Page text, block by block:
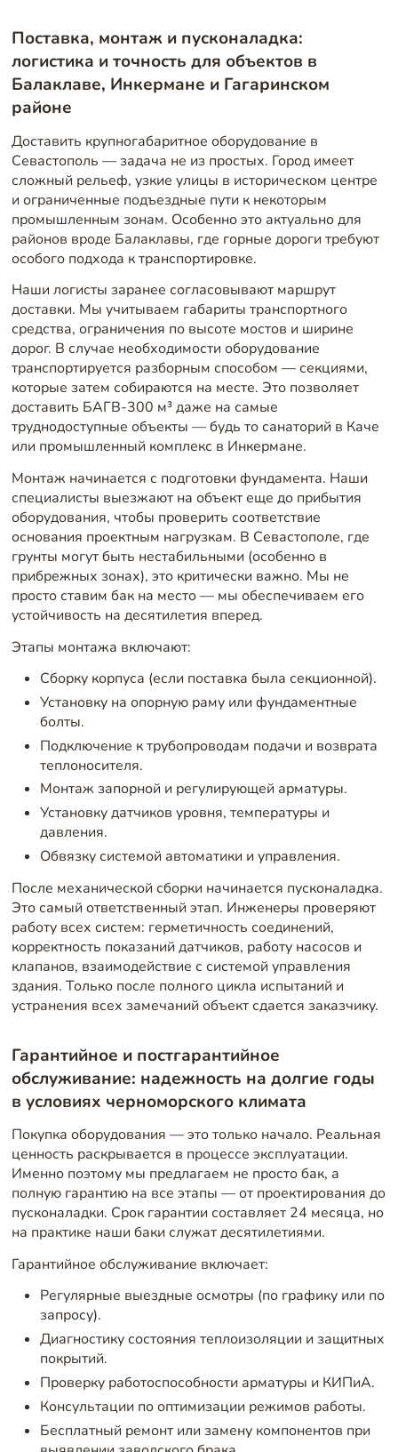
Поставка, монтаж и пусконаладка:
логистика и точность для объектов в
Балаклаве, Инкермане и Гагаринском
районе
Доставить крупногабаритное оборудование в
Севастополь — задача не из простых. Город имеет
сложный рельеф, узкие улицы в историческом центре
и ограниченные подъездные пути к некоторым
промышленным зонам. Особенно это актуально для
районов вроде Балаклавы, где горные дороги требуют
особого подхода к транспортировке.
Наши логисты заранее согласовывают маршрут
доставки. Мы учитываем габариты транспортного
средства, ограничения по высоте мостов и ширине
дорог. В случае необходимости оборудование
транспортируется разборным способом — секциями,
которые затем собираются на месте. Это позволяет
доставить БАГВ-300 м³ даже на самые
труднодоступные объекты — будь то санаторий в Каче
или промышленный комплекс в Инкермане.
Монтаж начинается с подготовки фундамента. Наши
специалисты выезжают на объект еще до прибытия
оборудования, чтобы проверить соответствие
основания проектным нагрузкам. В Севастополе, где
грунты могут быть нестабильными (особенно в
прибрежных зонах), это критически важно. Мы не
просто ставим бак на место — мы обеспечиваем его
устойчивость на десятилетия вперед.
Этапы монтажа включают:
Сборку корпуса (если поставка была секционной).
Установку на опорную раму или фундаментные
болты.
Подключение к трубопроводам подачи и возврата
теплоносителя.
Монтаж запорной и регулирующей арматуры.
Установку датчиков уровня, температуры и
давления.
Обвязку системой автоматики и управления.
После механической сборки начинается пусконаладка.
Это самый ответственный этап. Инженеры проверяют
работу всех систем: герметичность соединений,
корректность показаний датчиков, работу насосов и
клапанов, взаимодействие с системой управления
здания. Только после полного цикла испытаний и
устранения всех замечаний объект сдается заказчику.
Гарантийное и постгарантийное
обслуживание: надежность на долгие годы
в условиях черноморского климата
Покупка оборудования — это только начало. Реальная
ценность раскрывается в процессе эксплуатации.
Именно поэтому мы предлагаем не просто бак, а
полную гарантию на все этапы — от проектирования до
пусконаладки. Срок гарантии составляет 24 месяца, но
на практике наши баки служат десятилетиями.
Гарантийное обслуживание включает:
Регулярные выездные осмотры (по графику или по
запросу).
Диагностику состояния теплоизоляции и защитных
покрытий.
Проверку работоспособности арматуры и КИПиА.
Консультации по оптимизации режимов работы.
Бесплатный ремонт или замену компонентов при